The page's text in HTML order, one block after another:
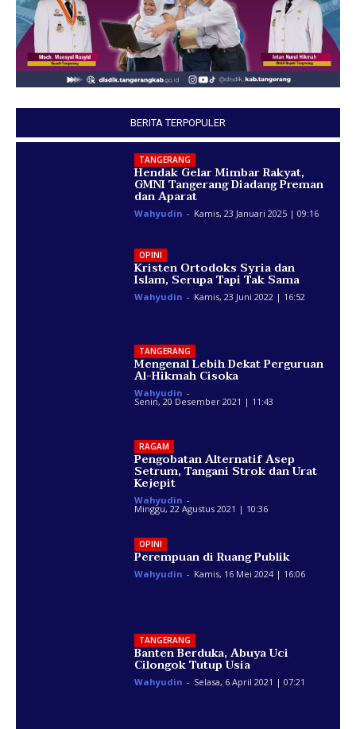
BERITA TERPOPULER
TANGERANG
Hendak Gelar Mimbar Rakyat,
GMNI Tangerang Diadang Preman
dan Aparat
Wahyudin - Kamis, 23 Januari 2025 | 09:16
OPINI
Kristen Ortodoks Syria dan
Islam, Serupa Tapi Tak Sama
Wahyudin - Kamis, 23 Juni 2022 | 16:52
TANGERANG
Mengenal Lebih Dekat Perguruan
Al-Hikmah Cisoka
Wahyudin -
Senin, 20 Desember 2021 | 11:43
RAGAM
Pengobatan Alternatif Asep
Setrum, Tangani Strok dan Urat
Kejepit
Wahyudin -
Minggu, 22 Agustus 2021 | 10:36
OPINI
Perempuan di Ruang Publik
Wahyudin - Kamis, 16 Mei 2024 | 16:06
TANGERANG
Banten Berduka, Abuya Uci
Cilongok Tutup Usia
Wahyudin - Selasa, 6 April 2021 | 07:21